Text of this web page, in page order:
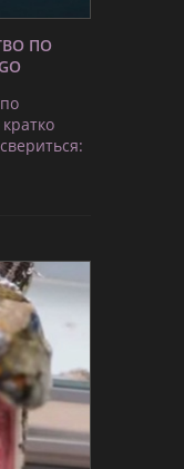
ПО